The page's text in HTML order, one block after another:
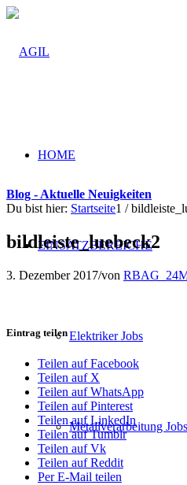
HOME
EINSATZBEREICHE
Elektriker Jobs
Metallverarbeitung Jobs
Blog - Aktuelle Neuigkeiten
Du bist hier: Startseite1 /
bildleiste_luebeck2
3. Dezember 2017/von
Eintrag teilen
Teilen auf Facebook
Teilen auf X
Teilen auf WhatsApp
Teilen auf Pinterest
Teilen auf LinkedIn
Teilen auf Tumblr
Teilen auf Vk
Teilen auf Reddit
Per E-Mail teilen